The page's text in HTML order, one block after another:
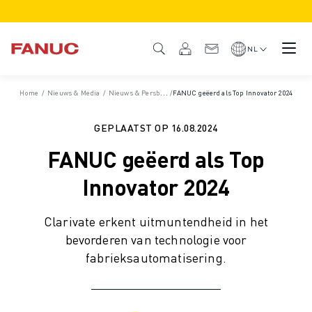
PRODUCTOVERZICHT
CNC FUNCTIES/OPTIES
SIMULATIE - DIGITAL TWIN OPLOSSINGEN
CNC ONDERWIJS PRODUCTEN
RETROFIT OPLOSSINGEN
GEAVANCEERDE CNC MODELLEN
NL
Home / Nieuws & Media / Nieuws & Persberichten /Persberichten
/FANUC geëerd als Top Innovator 2024
GEPLAATST OP 16.08.2024
FANUC geëerd als Top
Innovator 2024
Clarivate erkent uitmuntendheid in het
bevorderen van technologie voor
fabrieksautomatisering.